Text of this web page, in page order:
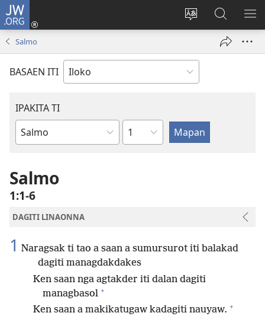
JW.ORG
Baliwan
lengguahe
ti
site
Ag-
log
(manglukat
iti
Agbirok
iti
JW.ORG
Salmo
BASAEN ITI
IPAKITA TI
Libro
Biblia
Kapitulo
Salmo
1:1-6
DAGITI LINAONNA
1 Naragsak ti tao a saan a sumursurot iti balakad
dagiti managdakdakes
Ken saan nga agtakder iti dalan dagiti
managbasol +
Ken saan a makikatugaw kadagiti nauyaw. +